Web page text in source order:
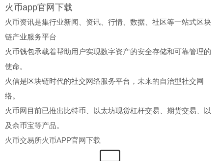
火币app官网下载
火币资讯是集行业新闻、资讯、行情、数据、社区等一站式区块
链产业服务平台
火币钱包承载着帮助用户实现数字资产的安全存储和可靠管理的
使命。
火信是区块链时代的社交网络服务平台，未来的自治型社交网
络。
火币网目前已推出比特币、以太坊现货杠杆交易、期货交易、以
及余币宝等产品。
火币交易所火币APP官网下载